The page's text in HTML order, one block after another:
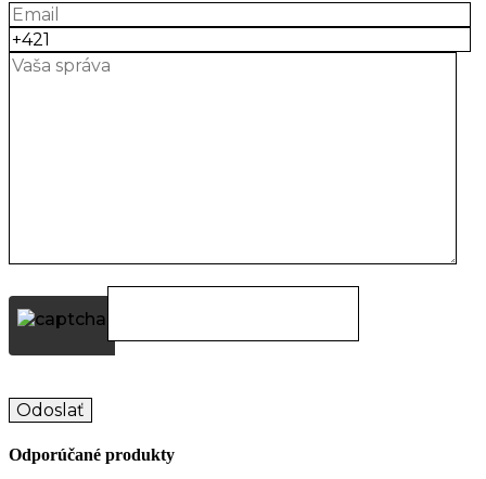
Odporúčané produkty